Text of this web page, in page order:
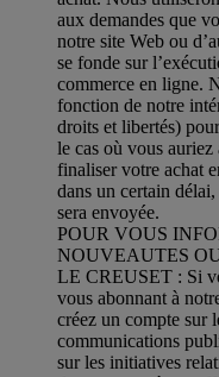
aux demandes que
notre site Web ou
se fonde sur
commerce en ligne.
fonction de notre
droits et libertés)
le cas où vous auriez
finaliser votre achat
dans un certain
sera envoyée.
POUR VOUS
NOUVEAUTES
LE CREUSET : Si
vous abonnant à
créez un compte sur
communications
sur les initiatives